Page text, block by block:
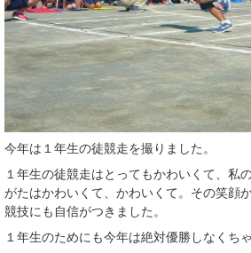
今年は１年生の徒競走を撮りました。
１年生の徒競走はとってもかわいくて、私
がたはかわいくて、かわいくて。その笑顔
競技にも自信がつきました。
１年生のためにも今年は絶対優勝しなくち